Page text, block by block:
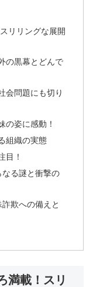
リリングな展開
の黒幕とどんで
会問題にも切り
の姿に感動！
組織の実態
目！
る謎と衝撃の
欺への備えと
満載！スリ